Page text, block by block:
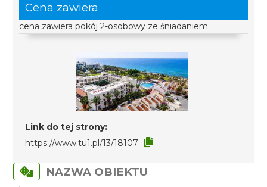
Cena zawiera
cena zawiera pokój 2-osobowy ze śniadaniem
Link do tej strony:
https://www.tu1.pl/13/18107
NAZWA OBIEKTU